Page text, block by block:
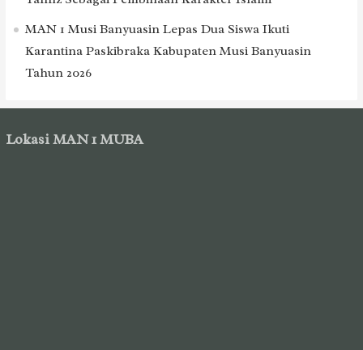
MAN 1 Musi Banyuasin Lepas Dua Siswa Ikuti
Karantina Paskibraka Kabupaten Musi Banyuasin
Tahun 2026
Lokasi MAN 1 MUBA